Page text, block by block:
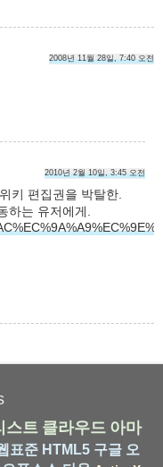
2008년 11월 28일, 7:40 오전
2010년 2월 10일, 3:45 오전
키 편집권을 박탈한.
하는 유저에게.
스트 클라우드 아마
표준 HTML5 구글 오